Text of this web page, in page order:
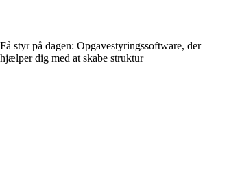
Få styr på dagen: Opgavestyringssoftware, der
hjælper dig med at skabe struktur